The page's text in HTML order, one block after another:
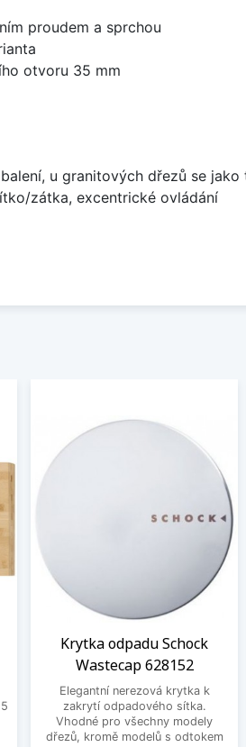
proudem a sprchou
otvoru 35 mm
u granitových dřezů se
zátka, excentrické ovládání
Krytka odpadu Schock
Wastecap 628152
Elegantní nerezová krytka k
zakrytí odpadového sítka.
Vhodné pro všechny modely
dřezů, kromě modelů s odtokem